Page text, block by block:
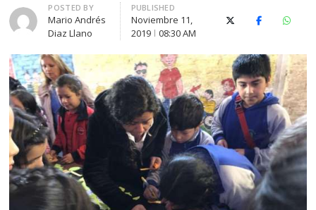
Author
POSTED BY
Mario Andrés
Diaz Llano
PUBLISHED
Noviembre 11,
2019
08:30 AM
X (Twitter)Facebook